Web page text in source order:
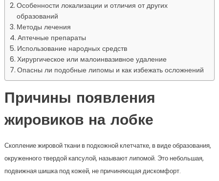
Особенности локализации и отличия от других
образований
Методы лечения
Аптечные препараты
Использование народных средств
Хирургическое или малоинвазивное удаление
Опасны ли подобные липомы и как избежать осложнений
Причины появления
жировиков на лобке
Скопление жировой ткани в подкожной клетчатке, в виде образования,
окруженного твердой капсулой, называют липомой. Это небольшая,
подвижная шишка под кожей, не причиняющая дискомфорт.